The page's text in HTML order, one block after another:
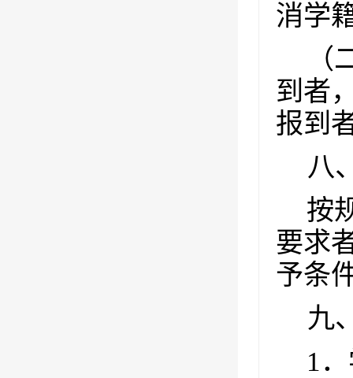
消学
到者
报到
八
按
要求
予条
九
1